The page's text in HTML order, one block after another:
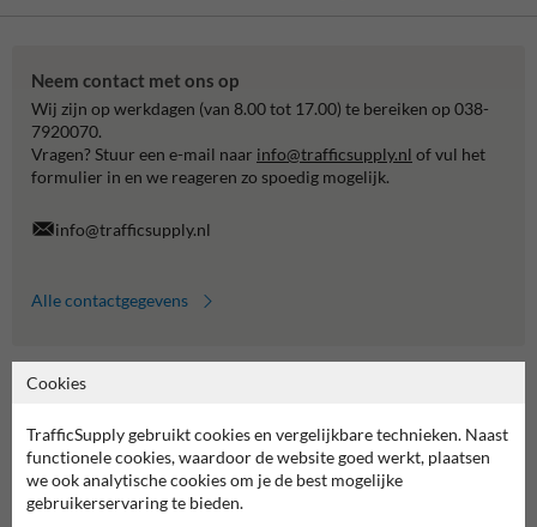
Neem contact met ons op
Wij zijn op werkdagen (van 8.00 tot 17.00) te bereiken op 038-
7920070.
Vragen? Stuur een e-mail naar info@trafficsupply.nl of vul het
formulier in en we reageren zo spoedig mogelijk.
info@trafficsupply.nl
Alle contactgegevens
Informatie
Cookie / Privacy
Disclaimer
Sitemap
Algemene Voorwaarden
Cookies
TrafficSupply gebruikt cookies en vergelijkbare technieken. Naast
functionele cookies, waardoor de website goed werkt, plaatsen
we ook analytische cookies om je de best mogelijke
gebruikerservaring te bieden.